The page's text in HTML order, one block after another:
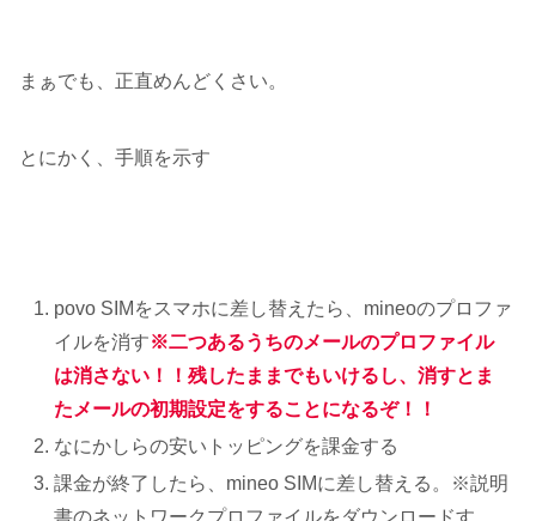
まぁでも、正直めんどくさい。
とにかく、手順を示す
povo SIMをスマホに差し替えたら、mineoのプロファ
イルを消す※二つあるうちのメールのプロファイル
は消さない！！残したままでもいけるし、消すとま
たメールの初期設定をすることになるぞ！！
なにかしらの安いトッピングを課金する
課金が終了したら、mineo SIMに差し替える。※説明